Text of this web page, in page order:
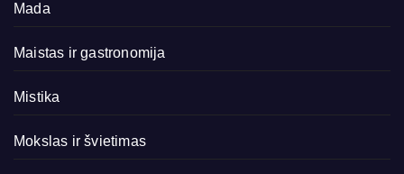
Mada
Maistas ir gastronomija
Mistika
Mokslas ir švietimas